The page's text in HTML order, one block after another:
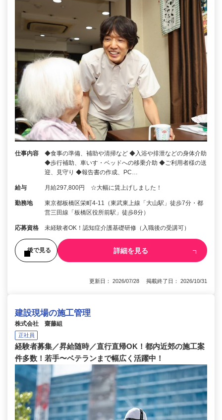
仕事内容
◆食事の準備、補助や清掃など ◆入浴や排泄などの身体介助
◆歩行補助、車いす・ベッドへの移乗介助 ◆ご利用者様の送
迎、見守り ◆報告書の作成、PC…
給与 月給297,800円 ☆大幅に賃上げしました！
勤務地
東京都板橋区栄町4-11（東武東上線「大山駅」徒歩7分・都
営三田線「板橋区役所前駅」徒歩8分）
応募資格 未経験者OK！認知症介護基礎研修（入職後の受講可）
後で見る 詳細を見る
更新日： 2026/07/28 掲載終了日： 2026/10/31
建設現場の施工管理
株式会社 齋藤組
正社員
経験者募集／昇給随時／直行直帰OK！都内近郊の施工案
件多数！若手〜ベテランまで幅広く活躍中！